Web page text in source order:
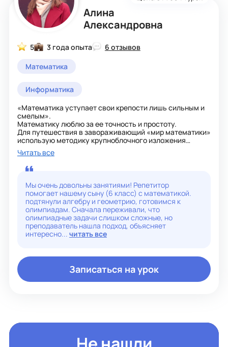
Алина
Александровна
5 3 года опыта
6 отзывов
Математика
Информатика
«Математика уступает свои крепости лишь сильным и
смелым».
Математику люблю за ее точность и простоту.
Для путешествия в завораживающий «мир математики»
использую методику крупноблочного изложения
учебного материала и ИКТ.
С легкостью нахожу контакт и индивидуальный подход
для каждого ученика. математика на английском языке.
Индивидуальные учебные планы, соответствующие
вашим целям и стилю обучения.
Доказанные методы обучения, которые сделают
математику ясной и понятной.
Читать все
Мы очень довольны занятиями! Репетитор
помогает нашему сыну (6 класс) с математикой.
подтянули алгебру и геометрию, готовимся к
олимпиадам. Сначала переживали, что
олимпиадные задачи слишком сложные, но
преподаватель нашла подход, объясняет
интересно... читать все
Записаться на урок